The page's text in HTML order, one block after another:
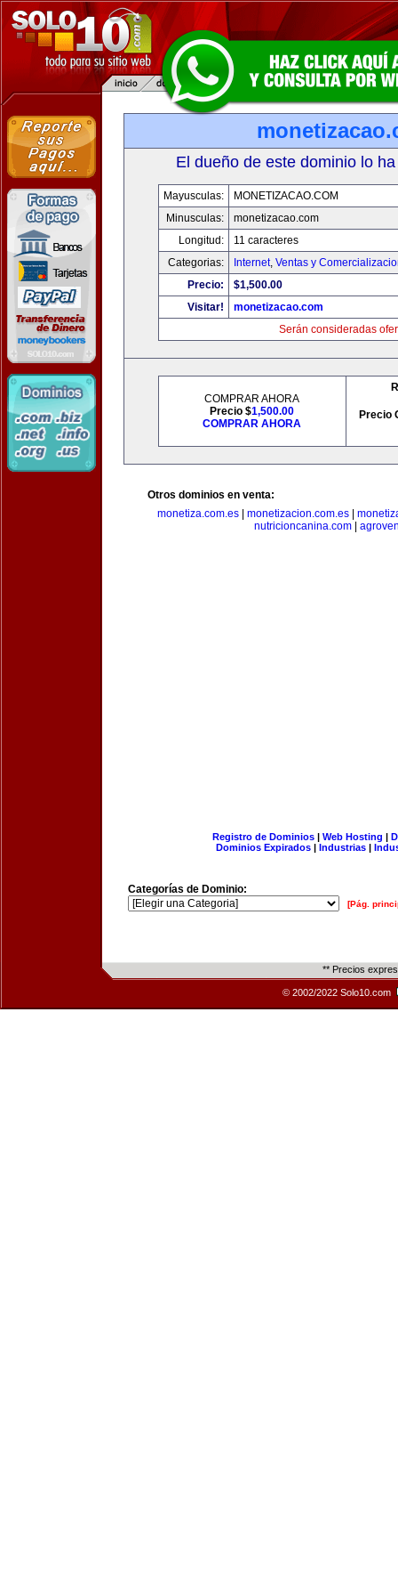
El dueño de este dominio lo
Mayusculas:
MONETIZACAO.COM
Minusculas:
monetizacao.com
Longitud:
11 caracteres
Categorias:
Internet, Ventas y
Precio:
$1,500.00
Visitar!
monetizacao.com
Serán consideradas
COMPRAR AHORA
Precio $1,500.00
COMPRAR AHORA
Precio
Otros dominios en venta:
monetiza.com.es| monetizacion.com.es|
nutricioncanina.com
Registro de Dominios| Web Hosting |
Dominios Expirados | Industrias |
Categorías de Dominio:
[Pág.
** Precios
© 2002/2022 Solo10.com